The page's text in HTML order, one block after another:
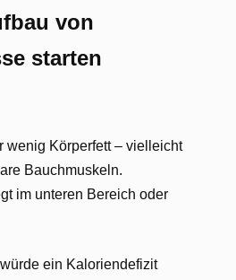
von
starten
wenig Körperfett – vielleicht
Bauchmuskeln.
im unteren Bereich oder
ein Kaloriendefizit